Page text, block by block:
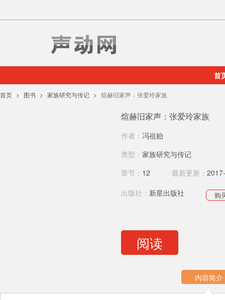
首
首页 图书 家族研究与传记 煊赫旧家声：张爱玲家族
煊赫旧家声：张爱玲家族
作者： 冯祖贻
类型： 家族研究与传记
章节： 12 最新更新：
出版社： 新星出版社 购
阅读
内容简介